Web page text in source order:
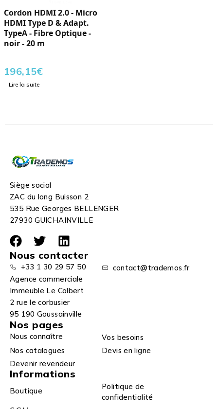
Cordon HDMI 2.0 - Micro
HDMI Type D & Adapt.
TypeA - Fibre Optique -
noir - 20 m
196,15€
Lire la suite
Siège social
ZAC du long Buisson 2
535 Rue Georges BELLENGER
27930 GUICHAINVILLE
Nous contacter
+33 1 30 29 57 50
contact@trademos.fr
Agence commerciale
Immeuble Le Colbert
2 rue le corbusier
95 190 Goussainville
Nos pages
Nous connaître
Vos besoins
Nos catalogues
Devis en ligne
Devenir revendeur
Informations
Boutique
Politique de
confidentialité